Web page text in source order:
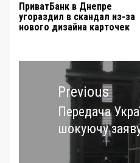
ПриватБанк в Днепре
угораздил в скандал из-за
нового дизайна карточек
Навигация
записямPrevious
Previous
post:
Передача
шокуючу